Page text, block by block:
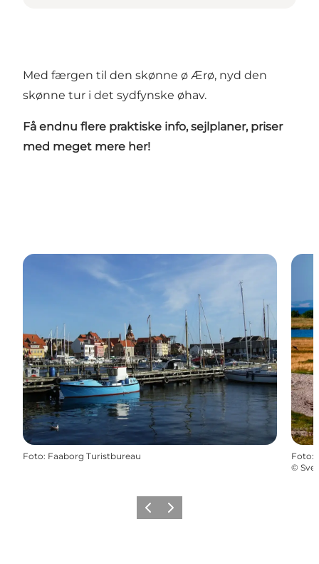
Med færgen til den skønne ø Ærø, nyd den
skønne tur i det sydfynske øhav.
Få endnu flere praktiske info, sejlplaner, priser
med meget mere her!
Foto: Faaborg Turistbureau Foto:
©
ForrigeNæste